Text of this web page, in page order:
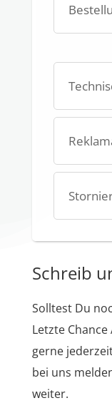
Schreib
Solltest Du
Letzte
gerne
bei uns
weiter.